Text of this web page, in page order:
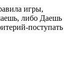
игры,
либо Даешь
поступать